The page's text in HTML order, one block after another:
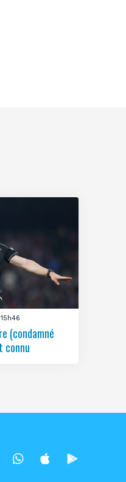
(condamné
connu